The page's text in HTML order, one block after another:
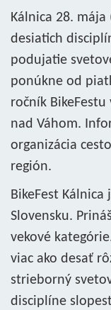
Kálnica 28. mája
desiatich
podujatie
ponúkne od
ročník
nad Váhom.
organizácia
región.
BikeFest
Slovensku.
vekové
viac ako desať
strieborný
disciplíne